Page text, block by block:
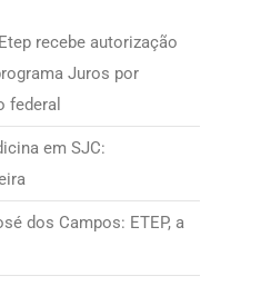
recebe autorização
Juros por
federal
em SJC:
dos Campos: ETEP, a